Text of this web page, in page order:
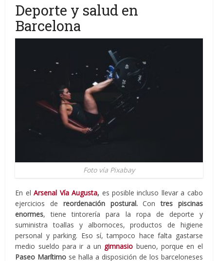
Deporte y salud en
Barcelona
Foto vía Pixabay
En elArsenal Vía Augusta, es posible incluso llevar a cabo
ejercicios de reordenación postural.Contres piscinas
enormes, tiene tintorería para la ropa de deporte y
suministra toallas y albornoces, productos de higiene
personal y parking. Eso sí, tampoco hace falta gastarse
medio sueldo para ir a un gimnasio bueno, porque en el
Paseo Marítimo se halla a disposición de los barceloneses